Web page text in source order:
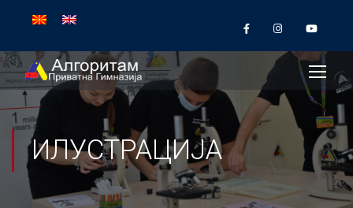
ИЛУСТРАЦИЈА